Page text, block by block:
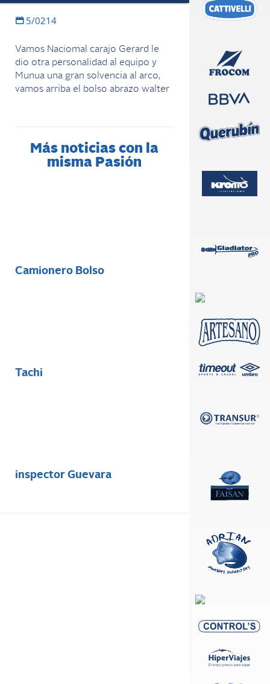
5/0214
Vamos Naciomal carajo Gerard le
dio otra personalidad al equipo y
Munua una gran solvencia al arco,
vamos arriba el bolso abrazo walter
Más noticias con la
misma Pasión
Camionero Bolso
Tachi
inspector Guevara